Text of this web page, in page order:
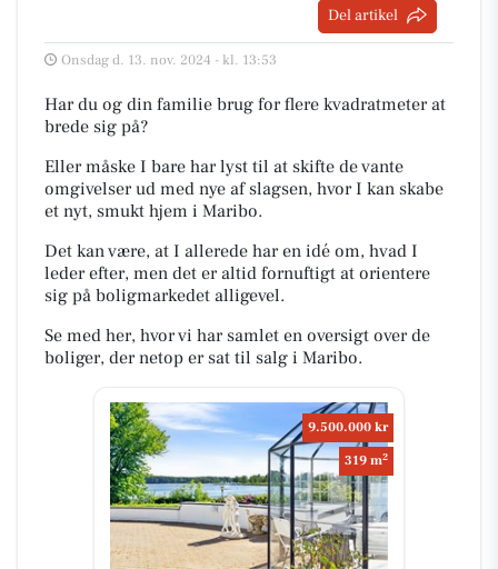
Del artikel
Onsdag d. 13. nov. 2024 - kl. 13:53
Har du og din familie brug for flere kvadratmeter at
brede sig på?
Eller måske I bare har lyst til at skifte de vante
omgivelser ud med nye af slagsen, hvor I kan skabe
et nyt, smukt hjem i Maribo.
Det kan være, at I allerede har en idé om, hvad I
leder efter, men det er altid fornuftigt at orientere
sig på boligmarkedet alligevel.
Se med her, hvor vi har samlet en oversigt over de
boliger, der netop er sat til salg i Maribo.
9.500.000 kr
319 m2